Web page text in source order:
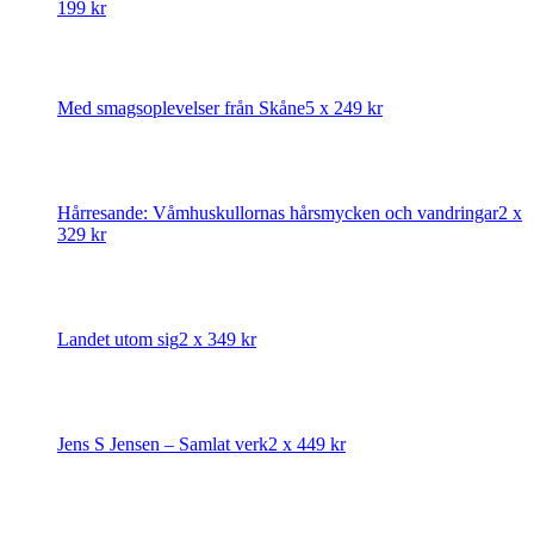
199 kr
Med smagsoplevelser från Skåne5 x 249 kr
Hårresande: Våmhuskullornas hårsmycken och vandringar2 x
329 kr
Landet utom sig2 x 349 kr
Jens S Jensen – Samlat verk2 x 449 kr